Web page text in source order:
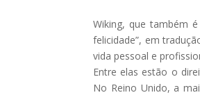
Wiking, que também
felicidade”, em
vida pessoal e
Entre elas estão o
No Reino Unido, a